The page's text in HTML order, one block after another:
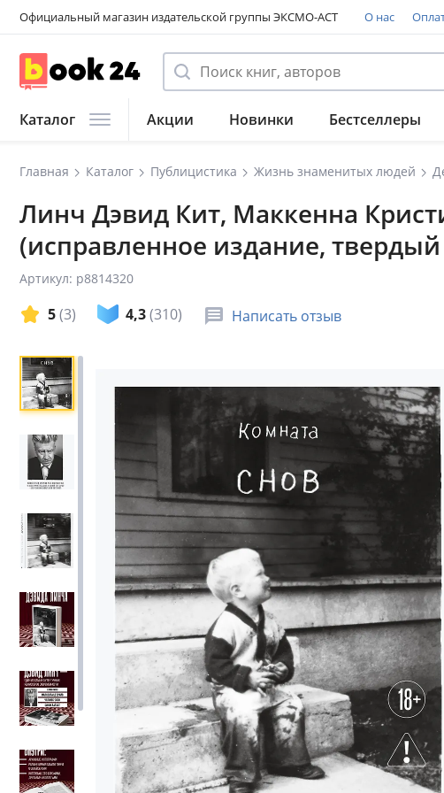
Официальный магазин издательской группы ЭКСМО-АСТ О нас
Каталог Акции Новинки Бестселлеры
Главная Каталог Публицистика Жизнь знаменитых людей
Линч Дэвид Кит, Маккенна
(исправленное издание,
Артикул: p8814320
5(3) 4,3(310) Написать отзыв